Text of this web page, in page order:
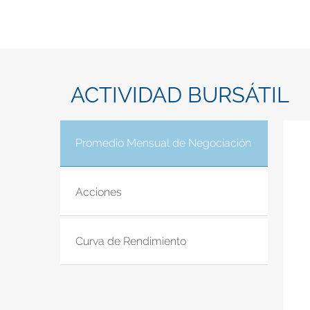
ACTIVIDAD BURSÁTIL
Promedio Mensual de Negociación
Acciones
Curva de Rendimiento